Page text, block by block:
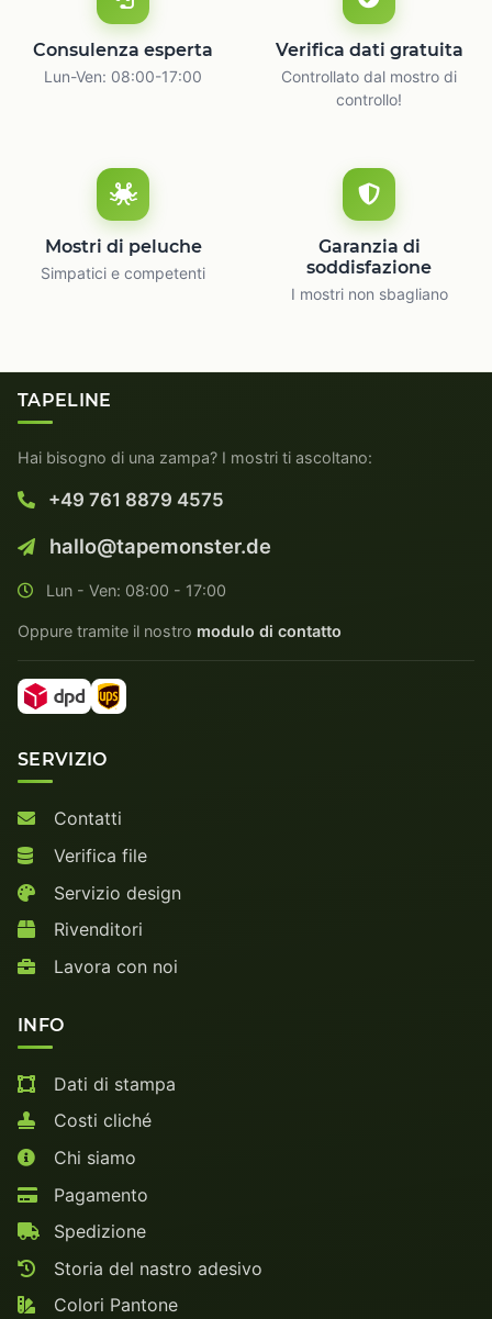
Consulenza esperta
Lun-Ven: 08:00-17:00
Verifica dati gratuita
Controllato dal mostro di
controllo!
Mostri di peluche
Simpatici e competenti
Garanzia di
soddisfazione
I mostri non sbagliano
TAPELINE
Hai bisogno di una zampa? I mostri ti ascoltano:
+49 761 8879 4575
hallo@tapemonster.de
Lun - Ven: 08:00 - 17:00
Oppure tramite il nostro modulo di contatto
SERVIZIO
Contatti
Verifica file
Servizio design
Rivenditori
Lavora con noi
INFO
Dati di stampa
Costi cliché
Chi siamo
Pagamento
Spedizione
Storia del nastro adesivo
Colori Pantone